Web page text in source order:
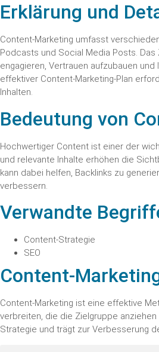
Erklärung und
Content-Marketing umfasst
Podcasts und Social Media Posts.
engagieren, Vertrauen aufzubauen
effektiver Content-Marketing-Plan
Inhalten.
Bedeutung von
Hochwertiger Content ist einer der
und relevante Inhalte erhöhen die
kann dabei helfen, Backlinks zu
verbessern.
Verwandte
Content-Strategie
SEO
Content-
Content-Marketing ist eine effektive
verbreiten, die die Zielgruppe
Strategie und trägt zur Verbesserung